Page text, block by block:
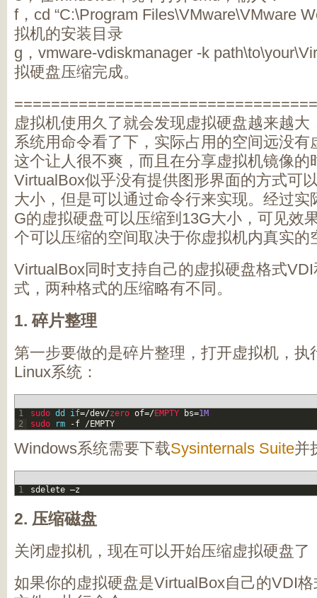
f，cd “C:\Program Files\VMware\VMware
拟机的安装目录
g，vmware-vdiskmanager -k
拟硬盘压缩完成。
虚拟机使用久了就会发现虚拟硬盘越来越
系统用命令看了下，实际占用的空间远没
这个让人很不爽，而且在分享虚拟机镜像的
VirtualBox似乎没有提供图形界面的方式可
大小，但是可以通过命令行来实现。经过实
G的虚拟硬盘可以压缩到13G大小，可见效
个可以压缩的空间取决于你虚拟机内真实的
VirtualBox同时支持自己的虚拟硬盘格式
式，两种格式的压缩略有不同。
1. 碎片整理
第一步要做的是碎片整理，打开虚拟机，执
Linux系统：
1
2
sudo dd if=/dev/zero of=/EMPTY bs=1M
sudo
rm -f /EMPTY
Windows系统需要下载Sysinternals Suite并
1 sdelete –z
2. 压缩磁盘
关闭虚拟机，现在可以开始压缩虚拟硬盘了
如果你的虚拟硬盘是VirtualBox自己的VDI